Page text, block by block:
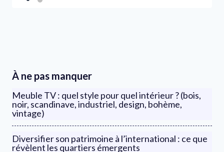
À ne pas manquer
Meuble TV : quel style pour quel intérieur ? (bois,
noir, scandinave, industriel, design, bohème,
vintage)
Diversifier son patrimoine à l’international : ce que
révèlent les quartiers émergents